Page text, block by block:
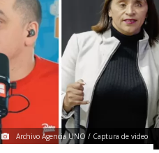
Archivo Agencia UNO / Captura de video